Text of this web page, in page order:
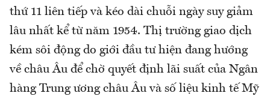
thứ 11 liên tiếp và kéo dài chuỗi ngày suy giảm
lâu nhất kể từ năm 1954. Thị trường giao dịch
kém sôi động do giới đầu tư hiện đang hướng
về châu Âu để chờ quyết định lãi suất của Ngân
hàng Trung ương châu Âu và số liệu kinh tế Mỹ